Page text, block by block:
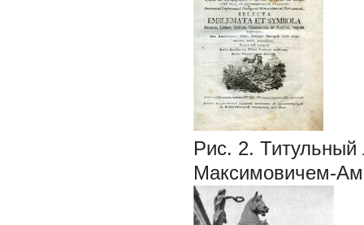
Рис. 2.
Максимовичем-